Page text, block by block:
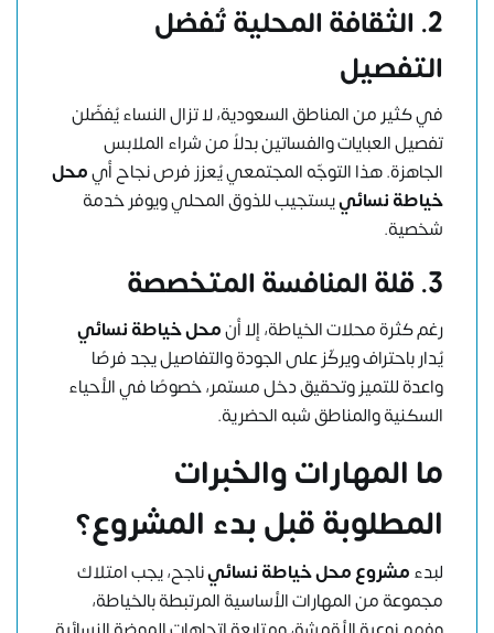
2. الثقافة المحلية تُفضل
التفصيل
في كثير من المناطق السعودية، لا تزال النساء يُفضّلن
تفصيل العبايات والفساتين بدلاً من شراء الملابس
الجاهزة. هذا التوجّه المجتمعي يُعزز فرص نجاح أيمحل
خياطة نسائييستجيب للذوق المحلي ويوفر خدمة
شخصية.
3. قلة المنافسة المتخصصة
رغم كثرة محلات الخياطة، إلا أنمحل خياطة نسائي
يُدار باحتراف ويركّز على الجودة والتفاصيل يجد فرصًا
واعدة للتميز وتحقيق دخل مستمر، خصوصًا في الأحياء
السكنية والمناطق شبه الحضرية.
ما المهارات والخبرات
المطلوبة قبل بدء المشروع؟
لبدءمشروع محل خياطة نسائيناجح، يجب امتلاك
مجموعة من المهارات الأساسية المرتبطة بالخياطة،